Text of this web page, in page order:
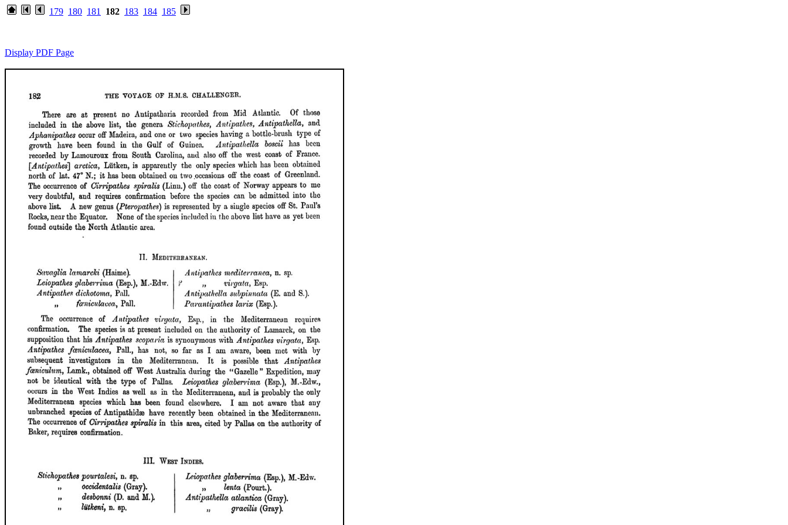
179 180 181 182 183 184 185
Display PDF Page